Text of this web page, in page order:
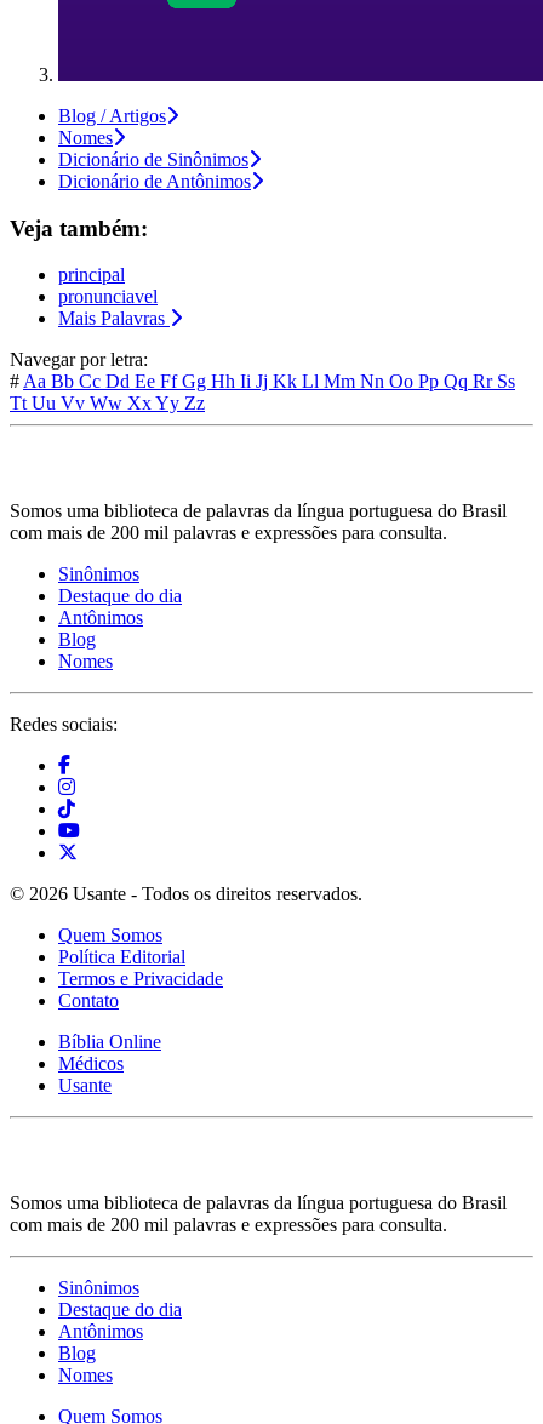
Blog / Artigos
Nomes
Dicionário de Sinônimos
Dicionário de Antônimos
Veja também:
principal
pronunciavel
Mais Palavras
Navegar por letra:
#Aa Bb Cc Dd Ee FfGg Hh Ii Jj Kk Ll Mm Nn Oo Pp Qq Rr Ss
TtUu Vv Ww XxYy Zz
Somos uma biblioteca de palavras da língua portuguesa do Brasil
com mais de 200 mil palavras e expressões para consulta.
Sinônimos
Destaque do dia
Antônimos
Blog
Nomes
Redes sociais:
© 2026 Usante - Todos os direitos reservados.
Quem Somos
Política Editorial
Termos e Privacidade
Contato
Bíblia Online
Médicos
Usante
Somos uma biblioteca de palavras da língua portuguesa do Brasil
com mais de 200 mil palavras e expressões para consulta.
Sinônimos
Destaque do dia
Antônimos
Blog
Nomes
Quem Somos